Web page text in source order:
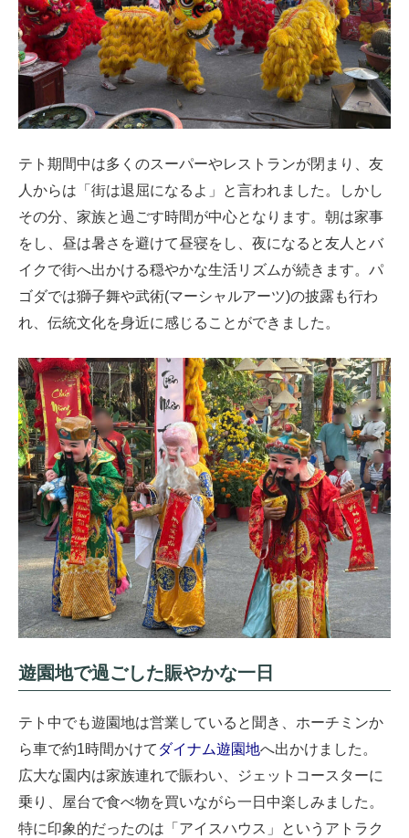
テト期間中は多くのスーパーやレストランが閉まり、友
人からは「街は退屈になるよ」と言われました。しかし
その分、家族と過ごす時間が中心となります。朝は家事
をし、昼は暑さを避けて昼寝をし、夜になると友人とバ
イクで街へ出かける穏やかな生活リズムが続きます。パ
ゴダでは獅子舞や武術(マーシャルアーツ)の披露も行わ
れ、伝統文化を身近に感じることができました。
遊園地で過ごした賑やかな一日
テト中でも遊園地は営業していると聞き、ホーチミンか
ら車で約1時間かけて ダイナム遊園地へ出かけました。
広大な園内は家族連れで賑わい、ジェットコースターに
乗り、屋台で食べ物を買いながら一日中楽しみました。
特に印象的だったのは「アイスハウス」というアトラク